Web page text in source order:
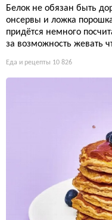
Белок не обязан быть
онсервы и ложка
придётся немного
за возможность жевать
Еда и рецепты 10 826